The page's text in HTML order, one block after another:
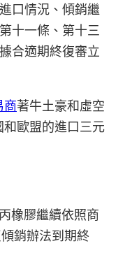
口情況、傾銷繼
十一條、第十三
合適期終復審立
商著牛土豪和虛空
歐盟的進口三元
橡膠繼續依照商
銷辦法到期終